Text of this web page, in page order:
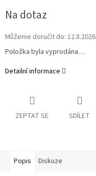
cena:
Na dotaz
Můžeme doručit do: 12.8.2026
Položka byla vyprodána…
Detailní informace
ZEPTAT SE SDÍLET
Popis Diskuze